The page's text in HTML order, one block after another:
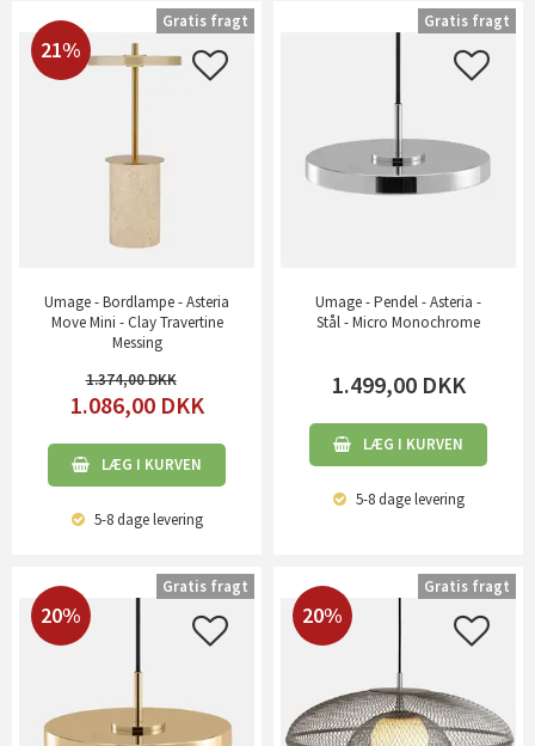
21%
Umage - Bordlampe - Asteria
Move Mini - Clay Travertine
Messing
1.374,00
1.086,00 DKK
LÆG I KURVEN
5-8 dagelevering
Gratis fragt
Umage - Pendel - Asteria -
Stål - Micro Monochrome
1.499,00 DKK
LÆG I KURVEN
5-8 dagelevering
Gratis fragt
20%
Gratis fragt
20%
Gratis fragt